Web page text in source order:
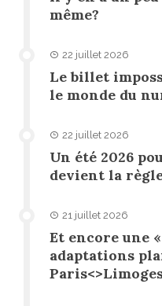
même?
22 juillet 2026
Le billet
le monde du
22 juillet 2026
Un été 2026
devient la
21 juillet 2026
Et encore une
adaptations